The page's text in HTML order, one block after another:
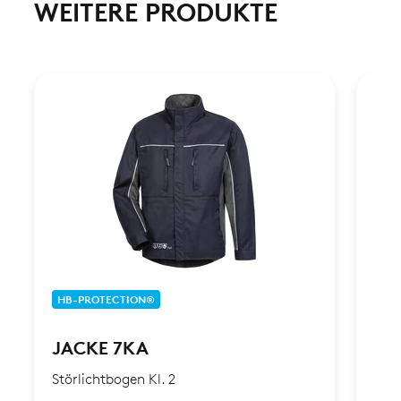
WEITERE PRODUKTE
HB-PROTECTION®
JACKE 7KA
Störlichtbogen Kl. 2